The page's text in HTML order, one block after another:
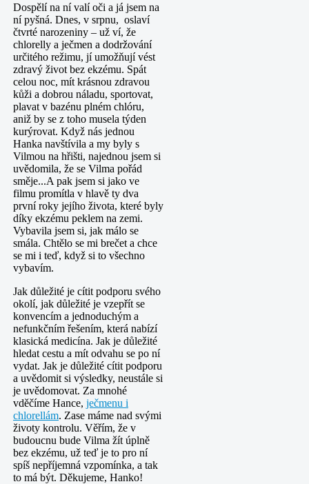
Dospělí na ní valí oči a já jsem na
ní pyšná. Dnes, v srpnu, oslaví
čtvrté narozeniny – už ví, že
chlorelly a ječmen a dodržování
určitého režimu, jí umožňují vést
zdravý život bez ekzému. Spát
celou noc, mít krásnou zdravou
kůži a dobrou náladu, sportovat,
plavat v bazénu plném chlóru,
aniž by se z toho musela týden
kurýrovat. Když nás jednou
Hanka navštívila a my byly s
Vilmou na hřišti, najednou jsem si
uvědomila, že se Vilma pořád
směje...A pak jsem si jako ve
filmu promítla v hlavě ty dva
první roky jejího života, které byly
díky ekzému peklem na zemi.
Vybavila jsem si, jak málo se
smála. Chtělo se mi brečet a chce
se mi i teď, když si to všechno
vybavím.
Jak důležité je cítit podporu svého
okolí, jak důležité je vzepřít se
konvencím a jednoduchým a
nefunkčním řešením, která nabízí
klasická medicína. Jak je důležité
hledat cestu a mít odvahu se po ní
vydat. Jak je důležité cítit podporu
a uvědomit si výsledky, neustále si
je uvědomovat. Za mnohé
vděčíme Hance, ječmenu i
chlorellám. Zase máme nad svými
životy kontrolu. Věřím, že v
budoucnu bude Vilma žít úplně
bez ekzému, už teď je to pro ní
spíš nepříjemná vzpomínka, a tak
to má být. Děkujeme, Hanko!